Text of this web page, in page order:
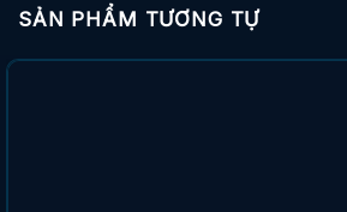
SẢN PHẨM TƯƠNG TỰ